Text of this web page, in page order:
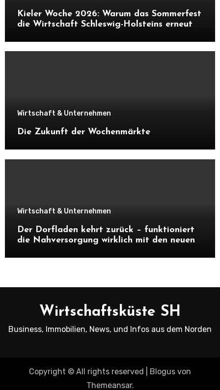
Kieler Woche 2026: Warum das Sommerfest
die Wirtschaft Schleswig-Holsteins erneut
Wirtschaft & Unternehmen
Die Zukunft der Wochenmärkte
Wirtschaft & Unternehmen
Der Dorfladen kehrt zurück – funktioniert
die Nahversorgung wirklich mit den neuen
Wirtschaftsküste SH
Business, Immobilien, News, und Infos aus dem Norden
Copyright © All rights reserved Blogus von
Themeansar.